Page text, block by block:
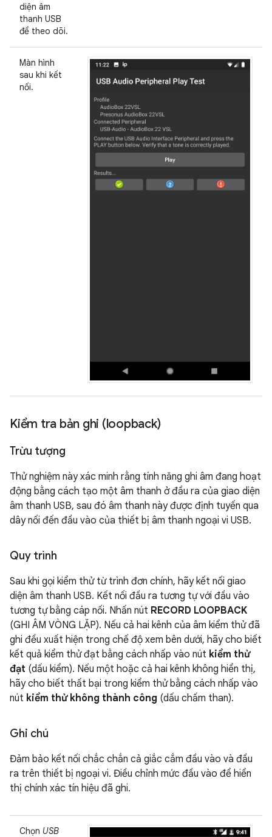
diện âm
thanh USB
để theo dõi.
Màn hình
sau khi kết
nối.
Kiểm tra bản ghi (loopback)
Trừu tượng
Thử nghiệm này xác minh rằng tính năng ghi âm đang hoạt
động bằng cách tạo một âm thanh ở đầu ra của giao diện
âm thanh USB, sau đó âm thanh này được định tuyến qua
dây nối đến đầu vào của thiết bị âm thanh ngoại vi USB.
Quy trình
Sau khi gọi kiểm thử từ trình đơn chính, hãy kết nối giao
diện âm thanh USB. Kết nối đầu ra tương tự với đầu vào
tương tự bằng cáp nối. Nhấn nút RECORD LOOPBACK
(GHI ÂM VÒNG LẶP). Nếu cả hai kênh của âm kiểm thử đã
ghi đều xuất hiện trong chế độ xem bên dưới, hãy cho biết
kết quả kiểm thử đạt bằng cách nhấp vào nút kiểm thử
đạt (dấu kiểm). Nếu một hoặc cả hai kênh không hiển thị,
hãy cho biết thất bại trong kiểm thử bằng cách nhấp vào
nút kiểm thử không thành công (dấu chấm than).
Ghi chú
Đảm bảo kết nối chắc chắn cả giắc cắm đầu vào và đầu
ra trên thiết bị ngoại vi. Điều chỉnh mức đầu vào để hiển
thị chính xác tín hiệu đã ghi.
Chọn USB